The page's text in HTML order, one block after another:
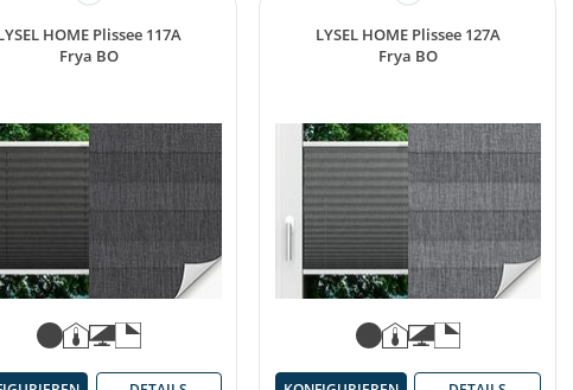
HOME Plissee 117A
Frya BO
LYSEL HOME Plissee 127A
Frya BO